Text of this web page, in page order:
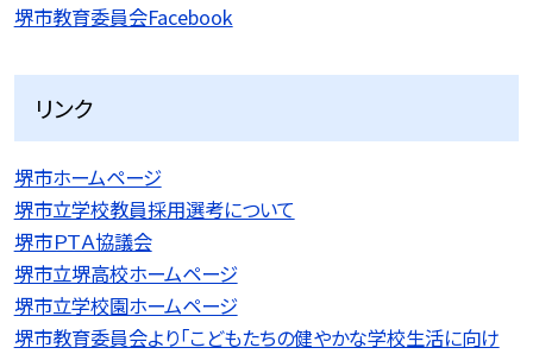
堺市教育委員会Facebook
リンク
堺市ホームページ
堺市立学校教員採用選考について
堺市ＰＴＡ協議会
堺市立堺高校ホームページ
堺市立学校園ホームページ
堺市教育委員会より「こどもたちの健やかな学校生活に向け